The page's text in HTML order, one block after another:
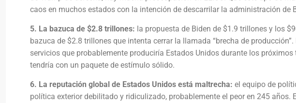
caos en muchos estados con la intención de descarrilar la administración de
5. La bazuca de $2.8 trillones: la propuesta de Biden de $1.9 trillones y los
bazuca de $2.8 trillones que intenta cerrar la llamada “brecha de
servicios que probablemente produciría Estados Unidos durante los
tendría con un paquete de estímulo sólido.
6. La reputación global de Estados Unidos está maltrecha: el equipo de
política exterior debilitado y ridiculizado, probablemente el peor en 245